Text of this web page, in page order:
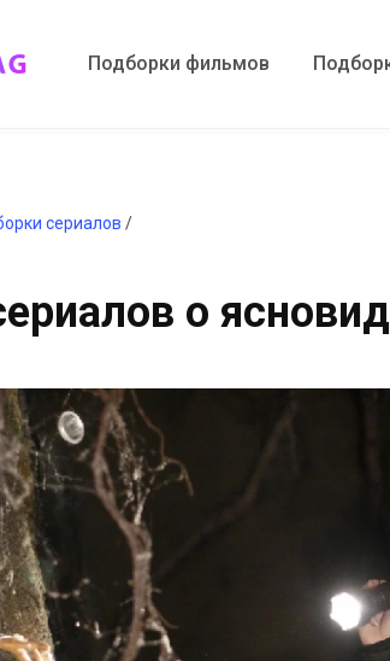
Подборки фильмов
сериалов /
о